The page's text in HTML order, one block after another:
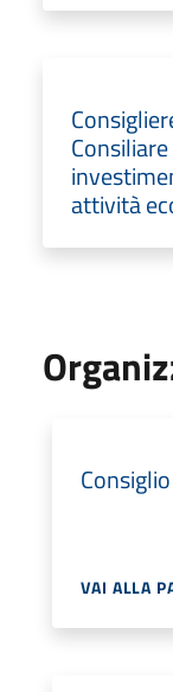
attività
VAI ALLA